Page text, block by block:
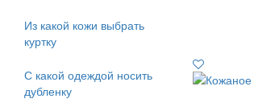
Из какой кожи выбрать
куртку
С какой одеждой носить
дубленку